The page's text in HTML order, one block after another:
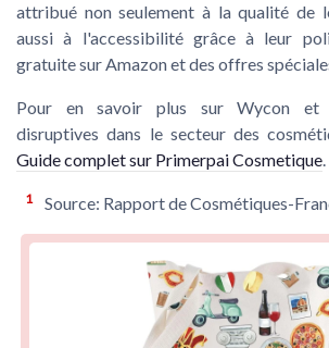
attribué non seulement à la qualité de
aussi à l'accessibilité grâce à leur
gratuite sur Amazon et des offres
Pour en savoir plus sur Wycon et
disruptives dans le secteur des
Guide complet sur Primerpai Cosmetique.
1 Source: Rapport de Cosmétiques-